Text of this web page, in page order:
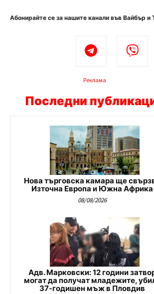
Абонирайте се за нашите канали във Вайбър и
Реклама
Последни
Нова търговска камара ще
Източна Европа и Южна Африка
08/08/2026
Адв. Марковски: 12 години
могат да получат младежите,
37-годишен мъж в Пловдив